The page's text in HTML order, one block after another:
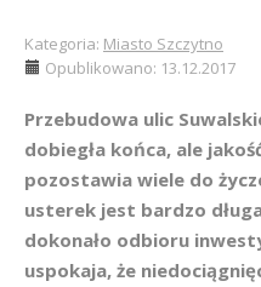
Kategoria: Miasto Szczytno
Opublikowano: 13.12.2017
Przebudowa ulic
dobiegła końca, ale
pozostawia wiele do
usterek jest bardzo
dokonało odbioru
uspokaja, że